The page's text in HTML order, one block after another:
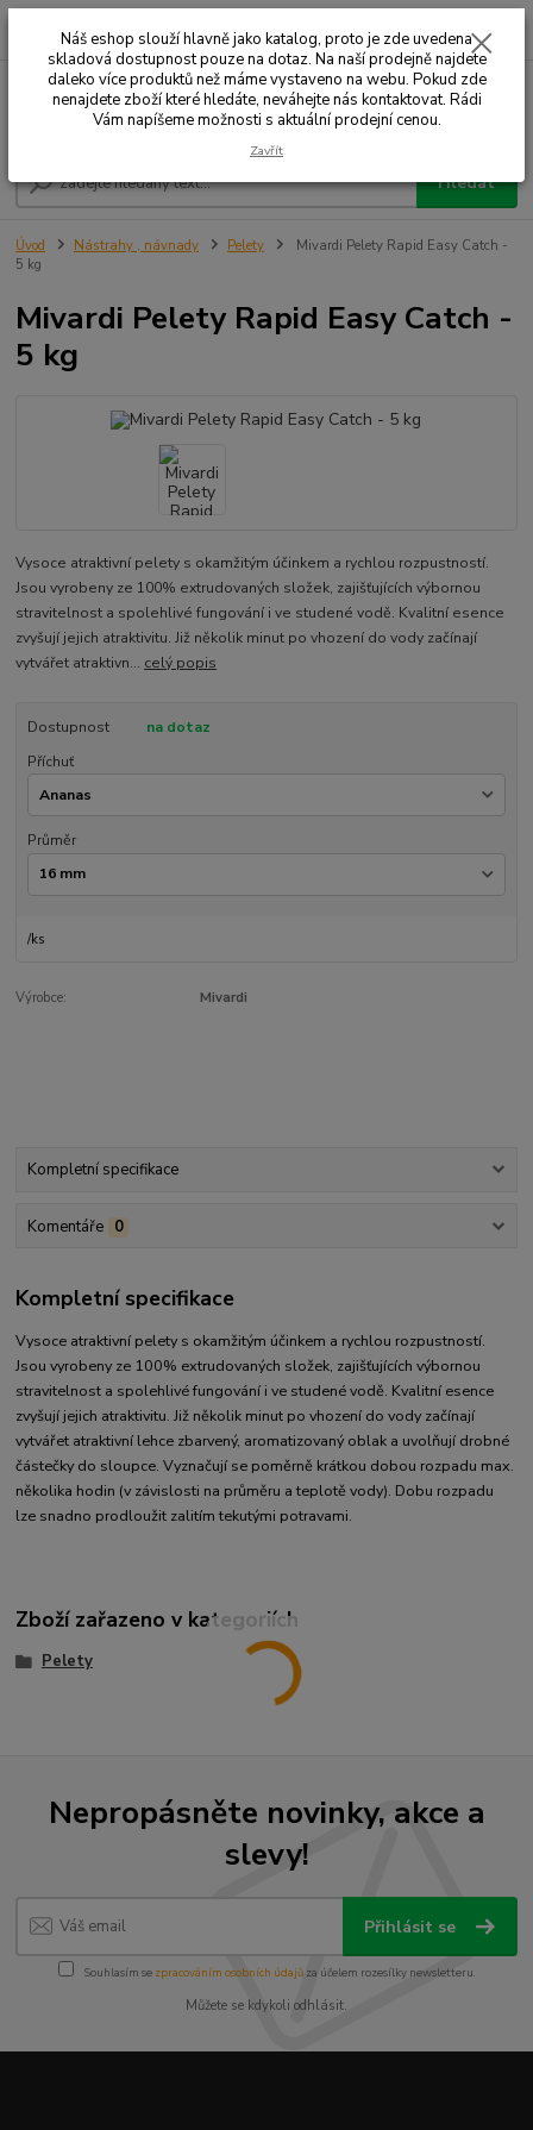
Menu
Hledat
+420 732 707 573 za
Úvod Nástrahy , návnady Pelety
Mivardi Pelety Rapid Easy Catch -
5 kg
Mivardi Pelety Rapid Easy Catch -
5 kg
Vysoce atraktivní pelety s okamžitým účinkem a rychlou rozpustností.
Jsou vyrobeny ze 100% extrudovaných složek, zajišťujících výbornou
stravitelnost a spolehlivé fungování i ve studené vodě. Kvalitní esence
zvyšují jejich atraktivitu. Již několik minut po vhození do vody začínají
vytvářet atraktivn... celý popis
Dostupnost
na dotaz
Příchuť
Průměr
/ks
Výrobce: Mivardi
Kompletní specifikace
Komentáře 0
Kompletní specifikace
Vysoce atraktivní pelety s okamžitým účinkem a rychlou rozpustností.
Jsou vyrobeny ze 100% extrudovaných složek, zajišťujících výbornou
stravitelnost a spolehlivé fungování i ve studené vodě. Kvalitní esence
zvyšují jejich atraktivitu. Již několik minut po vhození do vody začínají
vytvářet atraktivní lehce zbarvený, aromatizovaný oblak a uvolňují drobné
částečky do sloupce. Vyznačují se poměrně krátkou dobou rozpadu max.
několika hodin (v závislosti na průměru a teplotě vody). Dobu rozpadu
lze snadno prodloužit zalitím tekutými potravami.
Zboží zařazeno v kategoriích
Pelety
Nepropásněte novinky, akce a
slevy!
Přihlásit se
Souhlasím se zpracováním osobních údajůza účelem rozesílky newsletteru.
Můžete se kdykoli odhlásit.
Náš eshop slouží hlavně jako katalog, proto je zde uvedena
skladová dostupnost pouze na dotaz. Na naší prodejně najdete
daleko více produktů než máme vystaveno na webu. Pokud zde
nenajdete zboží které hledáte, neváhejte nás kontaktovat. Rádi
Vám napíšeme možnosti s aktuální prodejní cenou.
Zavřít